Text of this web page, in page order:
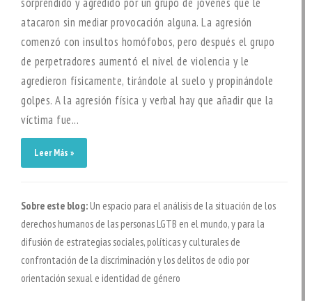
sorprendido y agredido por un grupo de jóvenes que le
atacaron sin mediar provocación alguna. La agresión
comenzó con insultos homófobos, pero después el grupo
de perpetradores aumentó el nivel de violencia y le
agredieron físicamente, tirándole al suelo y propinándole
golpes. A la agresión física y verbal hay que añadir que la
víctima fue...
Leer Más »
Sobre este blog:Un espacio para el análisis de la situación de los
derechos humanos de las personas LGTB en el mundo, y para la
difusión de estrategias sociales, políticas y culturales de
confrontación de la discriminación y los delitos de odio por
orientación sexual e identidad de género